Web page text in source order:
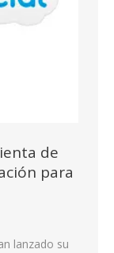
de
para
lanzado su